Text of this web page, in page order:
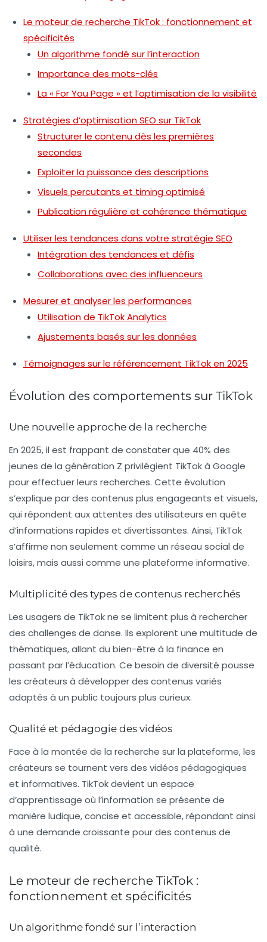
Le moteur de recherche TikTok : fonctionnement et
spécificités
Un algorithme fondé sur l’interaction
Importance des mots-clés
La « For You Page » et l’optimisation de la visibilité
Stratégies d’optimisation SEO sur TikTok
Structurer le contenu dès les premières
secondes
Exploiter la puissance des descriptions
Visuels percutants et timing optimisé
Publication régulière et cohérence thématique
Utiliser les tendances dans votre stratégie SEO
Intégration des tendances et défis
Collaborations avec des influenceurs
Mesurer et analyser les performances
Utilisation de TikTok Analytics
Ajustements basés sur les données
Témoignages sur le référencement TikTok en 2025
Évolution des comportements sur TikTok
Une nouvelle approche de la recherche
En 2025, il est frappant de constater que 40% des
jeunes de la génération Z privilégient TikTok à Google
pour effectuer leurs recherches. Cette évolution
s’explique par des contenus plus engageants et visuels,
qui répondent aux attentes des utilisateurs en quête
d’informations rapides et divertissantes. Ainsi, TikTok
s’affirme non seulement comme un réseau social de
loisirs, mais aussi comme une plateforme informative.
Multiplicité des types de contenus recherchés
Les usagers de TikTok ne se limitent plus à rechercher
des challenges de danse. Ils explorent une multitude de
thématiques, allant du bien-être à la finance en
passant par l’éducation. Ce besoin de diversité pousse
les créateurs à développer des contenus variés
adaptés à un public toujours plus curieux.
Qualité et pédagogie des vidéos
Face à la montée de la recherche sur la plateforme, les
créateurs se tournent vers des vidéos pédagogiques
et informatives. TikTok devient un espace
d’apprentissage où l’information se présente de
manière ludique, concise et accessible, répondant ainsi
à une demande croissante pour des contenus de
qualité.
Le moteur de recherche TikTok :
fonctionnement et spécificités
Un algorithme fondé sur l’interaction